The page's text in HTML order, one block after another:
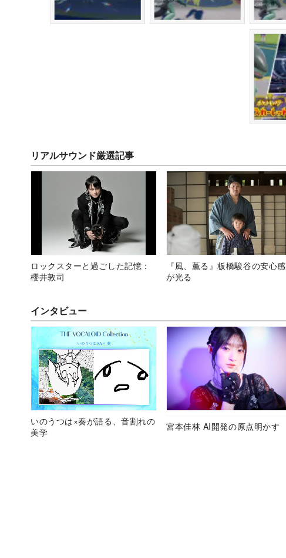
リアルサウンド厳選記事
ロックスターと過ごした記憶：
櫻井敦司
『風、薫る』板橋駿谷の安心感
が光る
インタビュー
いのうつは×奏が語る、音割れの
美学
宮本佳林 AI開発の原点明かす